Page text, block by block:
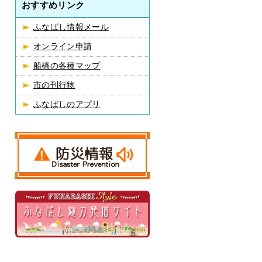
おすすめリンク
ふなばし情報メール
オンライン申請
船橋の各種マップ
市の刊行物
ふなばしのアプリ